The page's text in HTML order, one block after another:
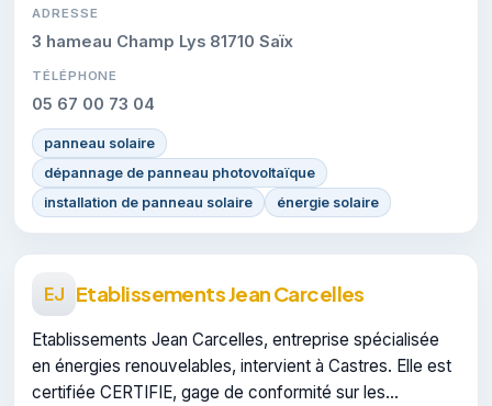
ADRESSE
3 hameau Champ Lys 81710 Saïx
TÉLÉPHONE
05 67 00 73 04
panneau solaire
dépannage de panneau photovoltaïque
installation de panneau solaire
énergie solaire
EJ Etablissements Jean Carcelles
Etablissements Jean Carcelles, entreprise spécialisée
en énergies renouvelables, intervient à Castres. Elle est
certifiée CERTIFIE, gage de conformité sur les